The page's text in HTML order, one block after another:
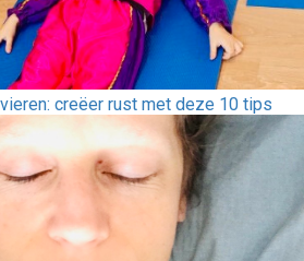
creëer rust met deze 10 tips